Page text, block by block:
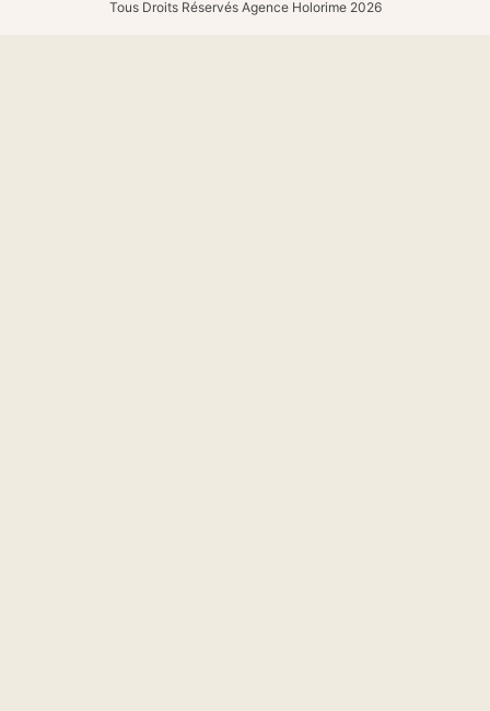
Tous Droits Réservés Agence Holorime 2026